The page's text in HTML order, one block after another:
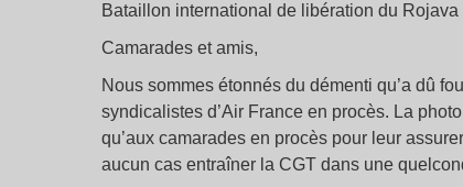
Bataillon international de libération du Rojava
Camarades et amis,
Nous sommes étonnés du démenti qu’a dû
syndicalistes d’Air France en procès. La
qu’aux camarades en procès pour leur
aucun cas entraîner la CGT dans une